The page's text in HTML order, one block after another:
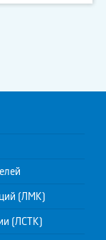
(ЛМК)
(ЛСТК)